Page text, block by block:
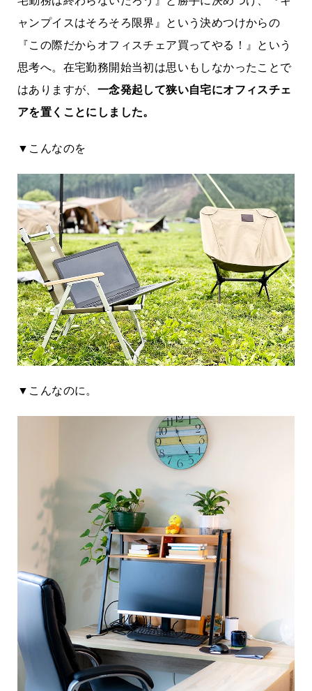
ャンプイスはそろそろ限界』という決めつけからの
『この際だからオフィスチェア買ってやる！』という
思考へ。在宅勤務開始当初は思いもしなかったことで
はありますが、 一念発起して狭い自宅にオフィスチェ
アを置くことにしました。
▼こんなのを
▼こんなのに。